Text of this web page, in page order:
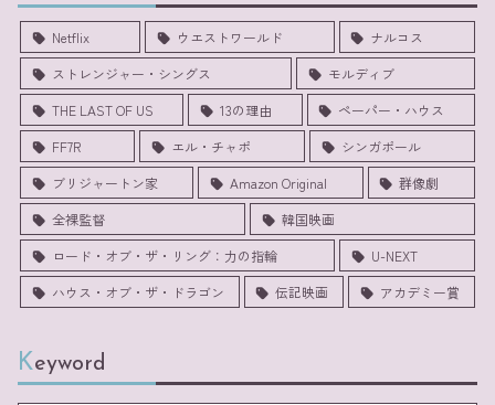
Netflix ウエストワールド
ナルコス
ストレンジャー・シングス
モルディブ
THE LAST OF US
13の理由
ペーパー・ハウス
FF7R
エル・チャポ
シンガポール
ブリジャートン家
Amazon Original
群像劇
全裸監督
韓国映画
ロード・オブ・ザ・リング：力の指輪
U-NEXT
ハウス・オブ・ザ・ドラゴン
伝記映画 アカデミー賞
Keyword